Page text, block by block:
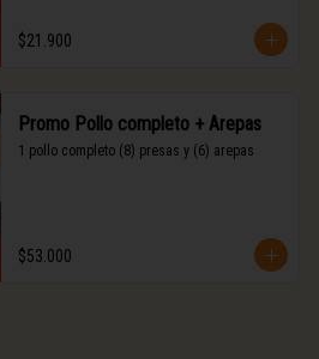
$21.900
Promo Pollo completo + Arepas
1 pollo completo (8) presas y (6) arepas
$53.000